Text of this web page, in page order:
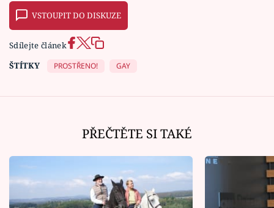
VSTOUPIT DO DISKUZE
Sdílejte článek
ŠTÍTKY
PROSTŘENO! GAY
PŘEČTĚTE SI TAKÉ